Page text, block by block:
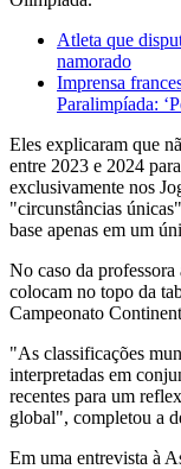
Atleta que
namorado
Imprensa
Paralimpíada:
Eles explicaram que
entre 2023 e 2024
exclusivamente nos
"circunstâncias
base apenas em um
No caso da
colocam no topo da
Campeonato
"As classificações
interpretadas em
recentes para um
global", completou a
Em uma entrevista à